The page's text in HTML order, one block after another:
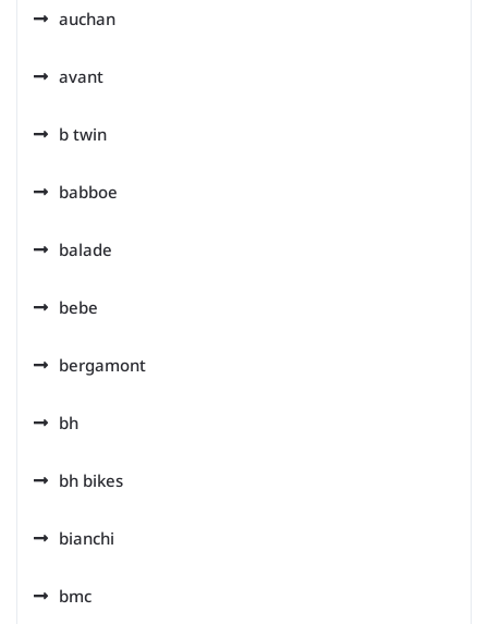
auchan
avant
b twin
babboe
balade
bebe
bergamont
bh
bh bikes
bianchi
bmc